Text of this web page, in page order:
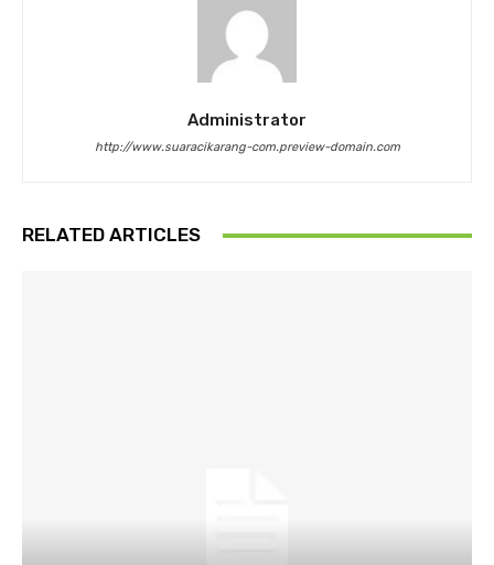
Administrator
http://www.suaracikarang-com.preview-domain.com
RELATED ARTICLES